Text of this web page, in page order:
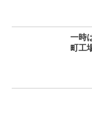
一時
町工